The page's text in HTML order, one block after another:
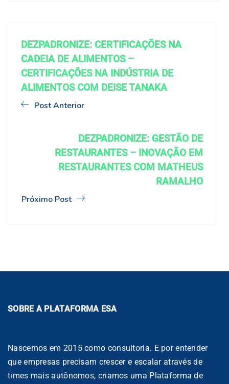
DEZPADRONIZE: CERTIFICAÇÕES NA
CADEIA DE ALIMENTOS –
CERTIFICAÇÕES NA INDÚSTRIA DE
ALIMENTOS COM DEISE TANAKA
Post Anterior
DEZPADRONIZE: GESTÃO DE
RESTAURANTES – INOVAÇÃO EM
RESTAURANTES COM MATHEUS
RAMALHO
Próximo Post
SOBRE A PLATAFORMA ESA
Nascemos em 2015 como consultoria. E por entender
que empresas precisam crescer e escalar através de
times mais autônomos, criamos uma Plataforma de